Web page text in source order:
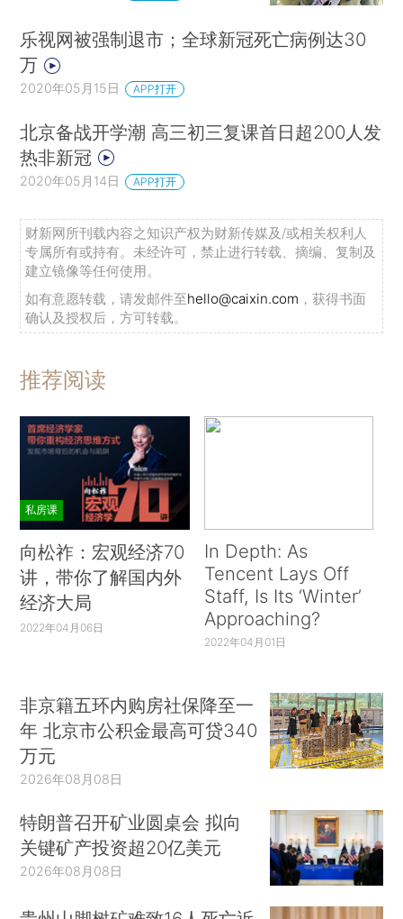
乐视网被强制退市；全球新冠死亡病例达30
万
2020年05月15日 APP打开
北京备战开学潮 高三初三复课首日超200人发
热非新冠
2020年05月14日 APP打开
财新网所刊载内容之知识产权为财新传媒及/或相关权利人
专属所有或持有。未经许可，禁止进行转载、摘编、复制及
建立镜像等任何使用。
如有意愿转载，请发邮件至hello@caixin.com ，获得书面
确认及授权后，方可转载。
推荐阅读
私房课
向松祚：宏观经济70
讲，带你了解国内外
经济大局
2022年04月06日
In Depth: As
Tencent Lays Off
Staff, Is Its ‘Winter’
Approaching?
2022年04月01日
非京籍五环内购房社保降至一
年 北京市公积金最高可贷340
万元
2026年08月08日
特朗普召开矿业圆桌会 拟向
关键矿产投资超20亿美元
2026年08月08日